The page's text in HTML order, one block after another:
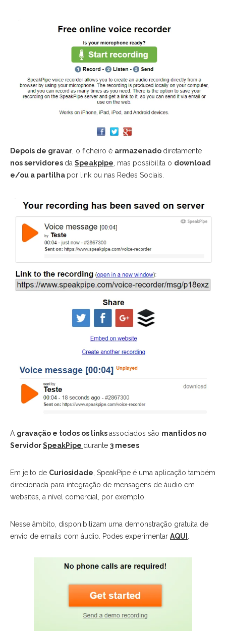
Depois de gravar , o ficheiro é armazenado diretamente
nos servidores da Speakpipe , mas possibilita o download
e/ou a partilha por link ou nas Redes Sociais.
A gravação e todos os linksassociados são mantidos no
ServidorSpeakPipe durante 3 meses
Em jeito de Curiosidade , SpeakPipe é uma aplicação também
direcionada para integração de mensagens de áudio em
websites, a nível comercial, por exemplo.
Nesse âmbito, disponibilizam uma demonstração gratuita de
envio de emails com áudio. Podes experimentar AQUI